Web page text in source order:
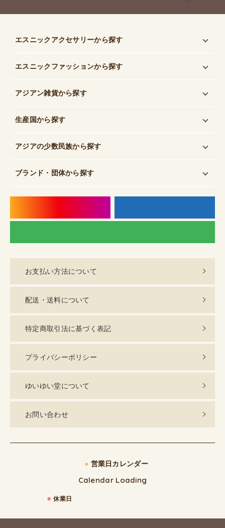
エスニックアクセサリーから探す
エスニックファッションから探す
アジアン雑貨から探す
生産国から探す
アジアの少数民族から探す
ブランド・団体から探す
お支払い方法について
配送・送料について
特定商取引法に基づく表記
プライバシーポリシー
ゆいゆい堂について
お問い合わせ
● 営業日カレンダー
Calendar Loading
■ 休業日